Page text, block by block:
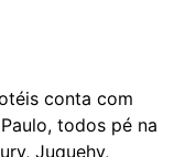
conta com
todos pé na
Juquehy,